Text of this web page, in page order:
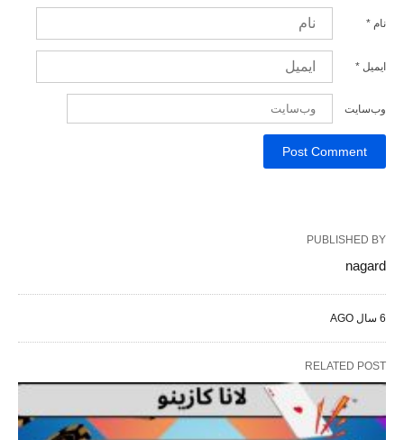
نام *
ایمیل *
وب‌سایت
PUBLISHED BY
nagard
6 سال AGO
RELATED POST